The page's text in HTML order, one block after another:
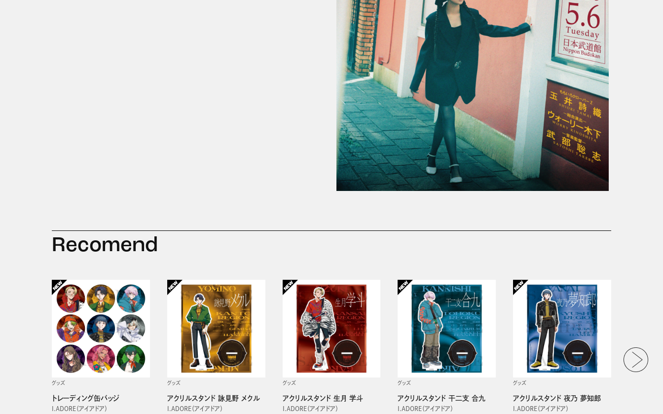
Recomend
グッズ
トレーディング缶バッジ
I.ADORE（アイアドア）
グッズ
アクリルスタンド 詠見野 メクル
I.ADORE（アイアドア）
グッズ
アクリルスタンド 生月 学斗
I.ADORE（アイアドア）
グッズ
アクリルスタンド 干二支 合九
I.ADORE（アイアドア）
グッズ
アクリルスタンド 夜乃 夢知郎
I.ADORE（アイアドア）